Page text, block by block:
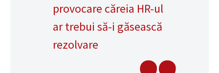
provocare căreia HR-ul
ar trebui să-i găsească
rezolvare